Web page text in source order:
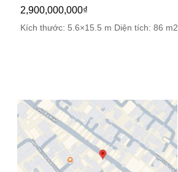
2,900,000,000₫
Kích thước: 5.6×15.5 m Diện tích: 86 m2